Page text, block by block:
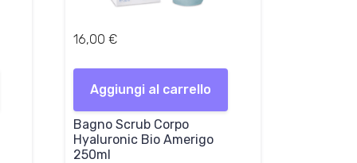
16,00 €
Aggiungi al carrello
Bagno Scrub Corpo
Hyaluronic Bio Amerigo
250ml